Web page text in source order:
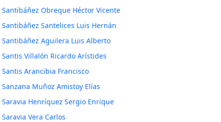
Santibáñez Obreque Héctor Vicente
Santibáñez Santelices Luis Hernán
Santibáñez Aguilera Luis Alberto
Santis Villalón Ricardo Arístides
Santis Arancibia Francisco
Sanzana Muñoz Amistoy Elías
Saravia Henríquez Sergio Enrique
Saravia Vera Carlos